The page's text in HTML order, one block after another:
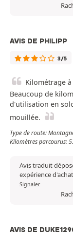
AVIS DE PHILIPP
3/5
Kilométrage
Beaucoup de
d'utilisation en
mouillée.
Type de route:
Kilomètres parcourus:
Avis traduit
expérience
Signaler
AVIS DE